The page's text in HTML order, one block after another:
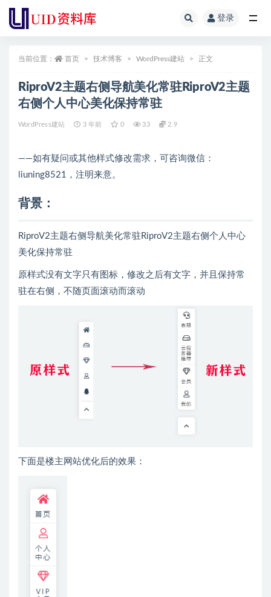
登录
当前位置： 首页 技术博客 WordPress建站 正文
RiproV2主题右侧导航美化常驻RiproV2主题
右侧个人中心美化保持常驻
WordPress建站 3 年前 0 33 2.9
——如有疑问或其他样式修改需求，可咨询微信：
liuning8521，注明来意。
背景：
RiproV2主题右侧导航美化常驻RiproV2主题右侧个人中心
美化保持常驻
原样式没有文字只有图标，修改之后有文字，并且保持常
驻在右侧，不随页面滚动而滚动
下面是楼主网站优化后的效果：